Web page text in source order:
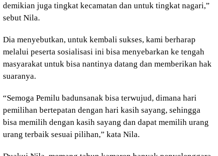
demikian juga tingkat kecamatan dan untuk tingkat nagari,”
sebut Nila.
Dia menyebutkan, untuk kembali sukses, kami berharap
melalui peserta sosialisasi ini bisa menyebarkan ke tengah
masyarakat untuk bisa nantinya datang dan memberikan hak
suaranya.
“Semoga Pemilu badunsanak bisa terwujud, dimana hari
pemilihan bertepatan dengan hari kasih sayang, sehingga
bisa memilih dengan kasih sayang dan dapat memilih urang
urang terbaik sesuai pilihan,” kata Nila.